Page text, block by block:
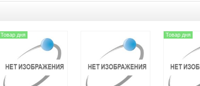
Товар дня Товар дня